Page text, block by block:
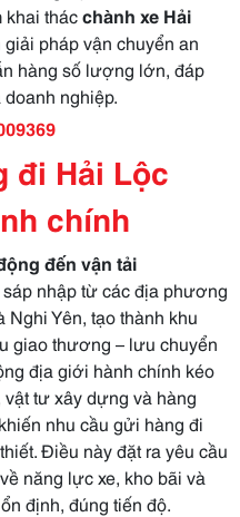
khai thácchành xe Hải
pháp vận chuyển an
hàng số lượng lớn, đáp
nghiệp.
đi Hải Lộc
chính
đến vận tải
nhập từ các địa phương
Yên, tạo thành khu
giao thương – lưu chuyển
địa giới hành chính kéo
tư xây dựng và hàng
nhu cầu gửi hàng đi
Điều này đặt ra yêu cầu
năng lực xe, kho bãi và
định, đúng tiến độ.